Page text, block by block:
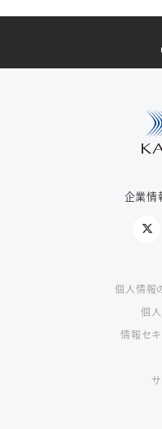
企業情
個人情報
個
情報セ